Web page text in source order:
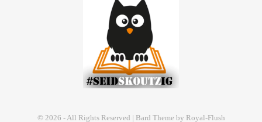
© 2026 - All Rights Reserved | Bard Theme by Royal-Flush